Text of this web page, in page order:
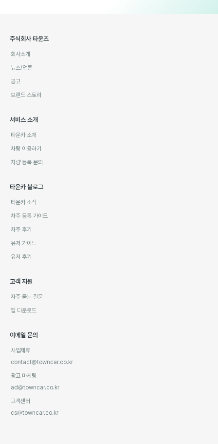
주식회사 타운즈
회사소개
뉴스/언론
공고
브랜드 스토리
서비스 소개
타운카 소개
차량 이용하기
차량 등록 문의
타운카 블로그
타운카 소식
차주 등록 가이드
차주 후기
유저 가이드
유저 후기
고객 지원
자주 묻는 질문
앱 다운로드
이메일 문의
사업제휴
contact@towncar.co.kr
광고 마케팅
ad@towncar.co.kr
고객센터
cs@towncar.co.kr